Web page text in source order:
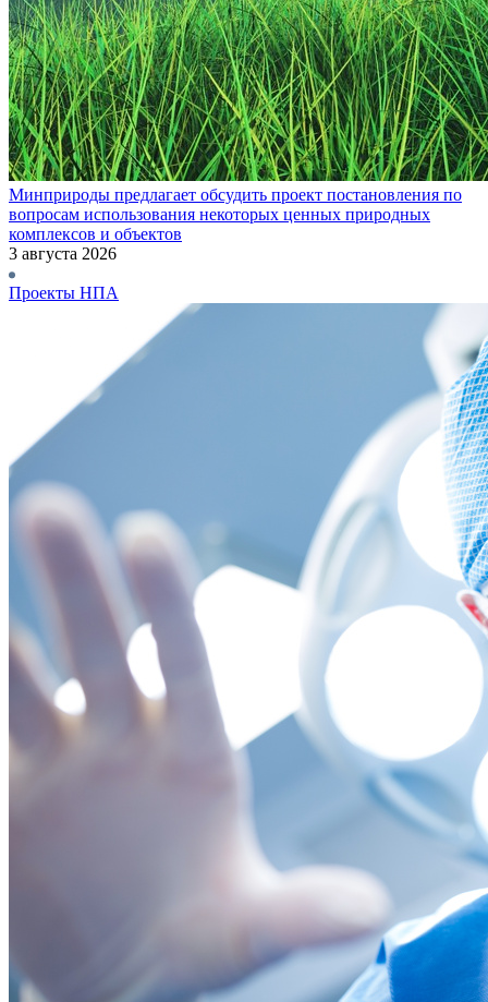
Минприроды предлагает обсудить проект постановления по
вопросам использования некоторых ценных природных
комплексов и объектов
3 августа 2026
Проекты НПА